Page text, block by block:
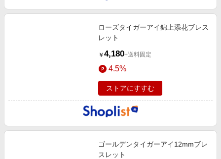
ローズタイガーアイ錦上添花ブレス
レット
￥ 4,180+送料固定
4.5%
ストアにすすむ
ゴールデンタイガーアイ12mmブレ
スレット